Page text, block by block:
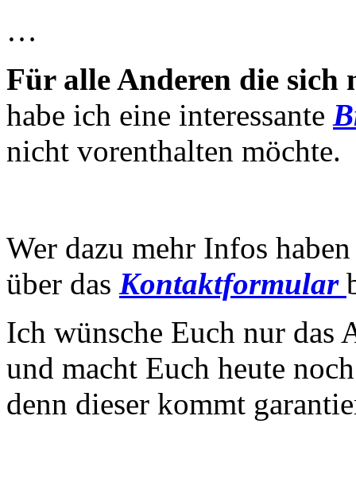
…
Für alle Anderen die sich
habe ich eine interessante
nicht vorenthalten möchte.
Wer dazu mehr Infos
über das Kontaktformular
Ich wünsche Euch nur das
und macht Euch heute
denn dieser kommt